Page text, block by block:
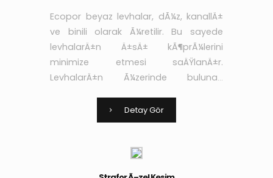
Ecopor beyaz levhalar, dÃ¼z, kanallÄ±
ve binili olarak Ã¼retilir. Bu sayede
levhalarÄ±n Ä±sÄ± kÃ¶prÃ¼lerini
minimize etmesi saÄŸlanÄ±r.
LevhalarÄ±n Ã¼zerinde bulunan
yapÄ±ÅŸtÄ±rÄ±cÄ± ve sÄ±vanÄ±n
aderans niteliÄŸi arttÄ±rÄ±larak yÃ¼k
Detay Gör